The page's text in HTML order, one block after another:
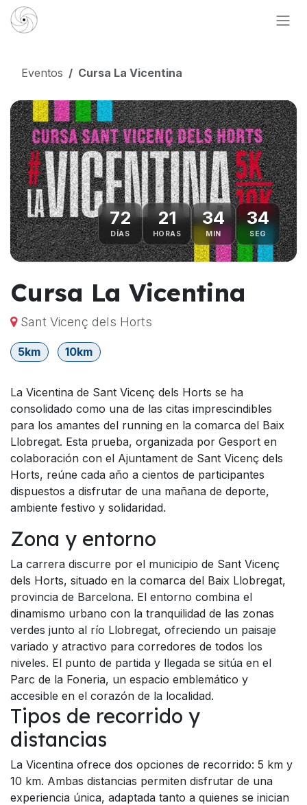
Ir al contenido
Eventos Cursa La Vicentina
72
DÍAS
21
HORAS
34
MIN
33
SEG
Cursa La Vicentina
Sant Vicenç dels Horts
5km 10km
La Vicentina de Sant Vicenç dels Horts se ha
consolidado como una de las citas imprescindibles
para los amantes del running en la comarca del Baix
Llobregat. Esta prueba, organizada por Gesport en
colaboración con el Ajuntament de Sant Vicenç dels
Horts, reúne cada año a cientos de participantes
dispuestos a disfrutar de una mañana de deporte,
ambiente festivo y solidaridad.
Zona y entorno
La carrera discurre por el municipio de Sant Vicenç
dels Horts, situado en la comarca del Baix Llobregat,
provincia de Barcelona. El entorno combina el
dinamismo urbano con la tranquilidad de las zonas
verdes junto al río Llobregat, ofreciendo un paisaje
variado y atractivo para corredores de todos los
niveles. El punto de partida y llegada se sitúa en el
Parc de la Foneria, un espacio emblemático y
accesible en el corazón de la localidad.
Tipos de recorrido y
distancias
La Vicentina ofrece dos opciones de recorrido: 5 km y
10 km. Ambas distancias permiten disfrutar de una
experiencia única, adaptada tanto a quienes se inician